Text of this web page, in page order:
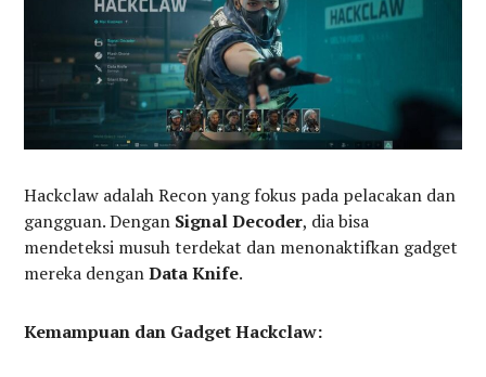
Hackclaw adalah Recon yang fokus pada pelacakan dan
gangguan. Dengan Signal Decoder, dia bisa
mendeteksi musuh terdekat dan menonaktifkan gadget
mereka denganData Knife.
Kemampuan dan Gadget Hackclaw: